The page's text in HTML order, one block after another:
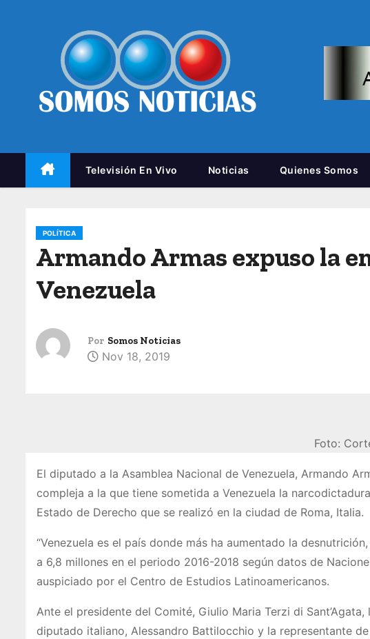
Televisión En Vivo Noticias Quienes Somos
POLÍTICA
Armando Armas expuso la
Venezuela
Por Somos Noticias
Nov 18, 2019
Foto:
El diputado a la Asamblea Nacional de Venezuela, Armando
compleja a la que tiene sometida a Venezuela la
Estado de Derecho que se realizó en la ciudad de Roma, Italia.
“Venezuela es el país donde más ha aumentado la
a 6,8 millones en el periodo 2016-2018 según datos de
auspiciado por el Centro de Estudios Latinoamericanos.
Ante el presidente del Comité, Giulio Maria Terzi di
diputado italiano, Alessandro Battilocchio y la representante